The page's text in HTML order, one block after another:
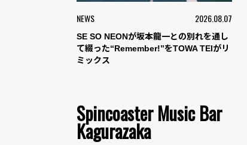
NEWS 2026.08.07
SE SO NEONが坂本龍一との別れを通し
て綴った“Remember!”をTOWA TEIがリ
ミックス
Spincoaster Music Bar
Kagurazaka